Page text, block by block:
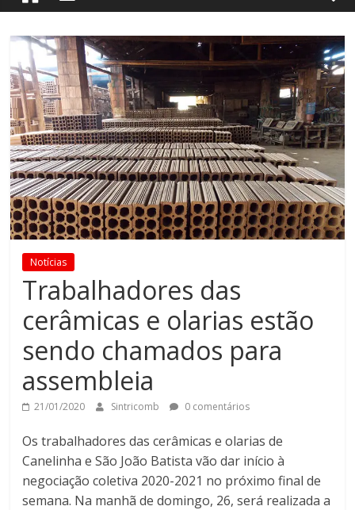
Notícias
Trabalhadores das
cerâmicas e olarias estão
sendo chamados para
assembleia
21/01/2020 Sintricomb 0 comentários
Os trabalhadores das cerâmicas e olarias de
Canelinha e São João Batista vão dar início à
negociação coletiva 2020-2021 no próximo final de
semana. Na manhã de domingo, 26, será realizada a